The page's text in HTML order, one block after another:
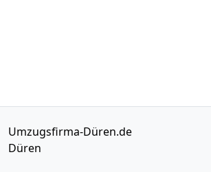
Umzugsfirma-Düren.de
Düren